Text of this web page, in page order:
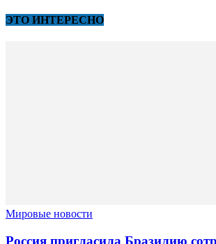
ЭТО ИНТЕРЕСНО
Мировые новости
Россия пригласила Бразилию